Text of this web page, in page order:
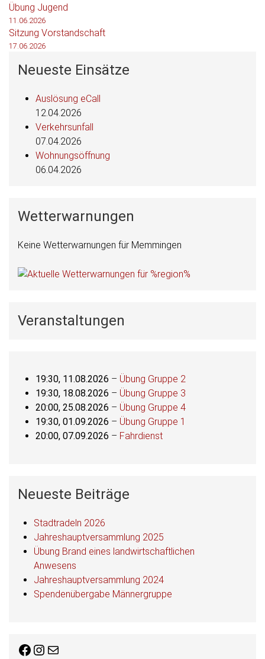
Beitragsnavigation
Übung Jugend
11.06.2026
Sitzung Vorstandschaft
17.06.2026
Neueste Einsätze
Auslösung eCall
12.04.2026
Verkehrsunfall
07.04.2026
Wohnungsöffnung
06.04.2026
Wetterwarnungen
Keine Wetterwarnungen für Memmingen
Veranstaltungen
19:30, 11.08.2026 – Übung Gruppe 2
19:30, 18.08.2026 – Übung Gruppe 3
20:00, 25.08.2026 – Übung Gruppe 4
19:30, 01.09.2026 – Übung Gruppe 1
20:00, 07.09.2026 – Fahrdienst
Neueste Beiträge
Stadtradeln 2026
Jahreshauptversammlung 2025
Übung Brand eines landwirtschaftlichen
Anwesens
Jahreshauptversammlung 2024
Spendenübergabe Männergruppe
Facebook
Instagram
E-Mail